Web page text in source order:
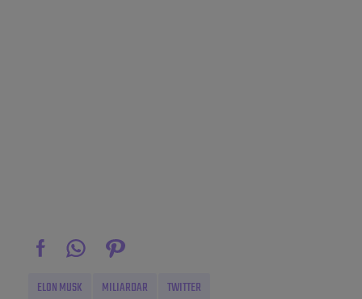
ELON MUSK MILIARDAR TWITTER